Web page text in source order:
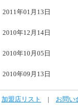
2011年01月13日
2010年12月14日
2010年10月05日
2010年09月13日
加盟店リスト お問い